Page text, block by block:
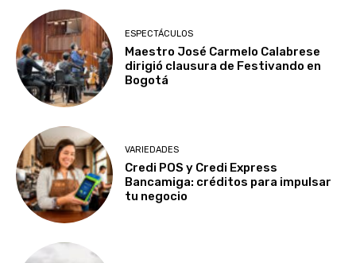
ESPECTÁCULOS
Maestro José Carmelo Calabrese
dirigió clausura de Festivando en
Bogotá
VARIEDADES
Credi POS y Credi Express
Bancamiga: créditos para impulsar
tu negocio